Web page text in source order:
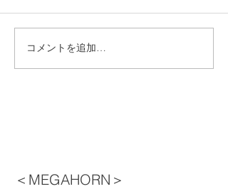
コメントを追加…
＜MEGAHORN＞